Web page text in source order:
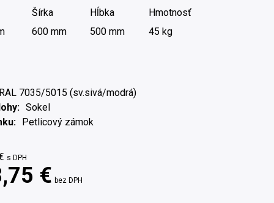
Šírka Hĺbka
Hmotnosť
600 mm 500 mm 45 kg
7035/5015 (sv.sivá/modrá)
Sokel
Petlicový zámok
s DPH
€ bez DPH